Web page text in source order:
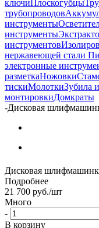
ключиПлоскогубцы
трубопроводов
инструменты
инструменты
инструментов
нержавеющей стали
электронные
разметкаНожовки
тискиМолоткиЗубила
монтировкиДомкраты
-Дисковая
Дисковая
Подробнее
21 700 руб./шт
Много
-
В корзину